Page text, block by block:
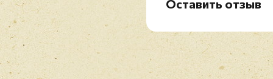
Оставить отзыв
Имя